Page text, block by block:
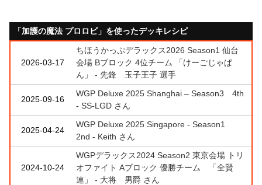
「加護の魔法 プロロビ」を使ったデッキレシピ
2026-03-17
ちほうかっぷデラックス2026 Season1 仙台
会場 Bブロック 4位チーム 「けーごじゃぱ
ん」 - 先鋒 玉子王子 選手
2025-09-16
WGP Deluxe 2025 Shanghai – Season3 4th
- SS-LGD さん
2025-04-24
WGP Deluxe 2025 Singapore - Season1
2nd - Keith さん
2024-10-24
WGPデラックス2024 Season2 東京会場 トリ
オファイト Aブロック 優勝チーム 「全賢
連」 - 大将 男爵 さん